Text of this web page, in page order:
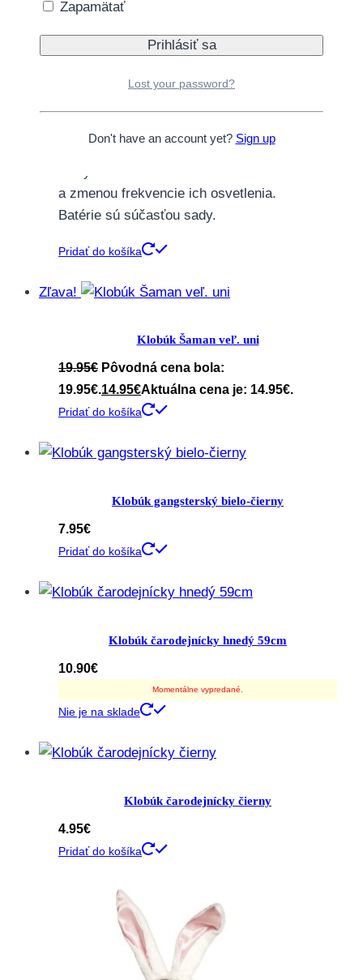
Výška: 11 cm
Farba: červená.
Má diódy, ktoré svietia súčasne tromi
Vo vnútri klobúka je tlačidlo, ktoré aktivuje
a zmenou frekvencie ich osvetlenia.
Batérie sú súčasťou sady.
Pridať do košíka
Zľava!
Klobúk Šaman veľ. uni
19.95€ Pôvodná cena bola:
19.95€.14.95€Aktuálna cena je: 14.95€.
Pridať do košíka
Klobúk gangsterský bielo-čierny
7.95€
Pridať do košíka
Klobúk čarodejnícky hnedý 59cm
10.90€
Momentálne vypredané.
Nie je na sklade
Klobúk čarodejnícky čierny
4.95€
Pridať do košíka
Zapamätať
Lost your password?
Don't have an account yet? Sign up